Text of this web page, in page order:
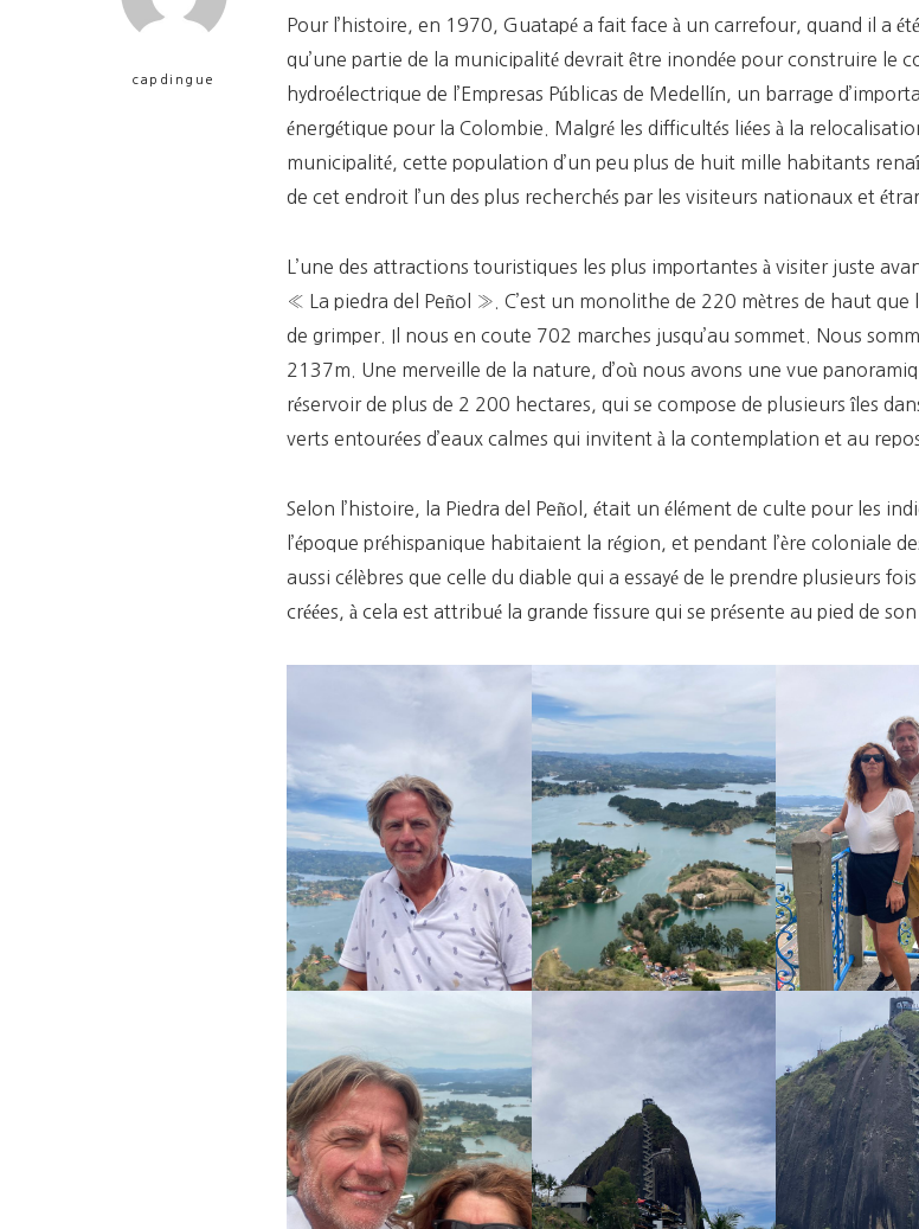
capdingue
Pour l’histoire, en 1970, Guatapé a fait face à un carrefour, quand il a
qu’une partie de la municipalité devrait être inondée pour construire le
hydroélectrique de l’Empresas Públicas de Medellín, un barrage
énergétique pour la Colombie. Malgré les difficultés liées à la
municipalité, cette population d’un peu plus de huit mille habitants
de cet endroit l’un des plus recherchés par les visiteurs nationaux et
L’une des attractions touristiques les plus importantes à visiter juste
« La piedra del Peñol ». C’est un monolithe de 220 mètres de haut que
de grimper. Il nous en coute 702 marches jusqu’au sommet. Nous
2137m. Une merveille de la nature, d’où nous avons une vue
réservoir de plus de 2 200 hectares, qui se compose de plusieurs îles
verts entourées d’eaux calmes qui invitent à la contemplation et au
Selon l’histoire, la Piedra del Peñol, était un élément de culte pour les
l’époque préhispanique habitaient la région, et pendant l’ère coloniale
aussi célèbres que celle du diable qui a essayé de le prendre plusieurs
créées, à cela est attribué la grande fissure qui se présente au pied de son